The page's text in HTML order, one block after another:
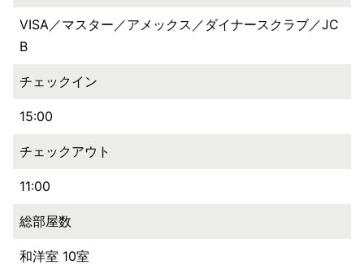
VISA／マスター／アメックス／ダイナースクラブ／JC
B
チェックイン
15:00
チェックアウト
11:00
総部屋数
和洋室 10室